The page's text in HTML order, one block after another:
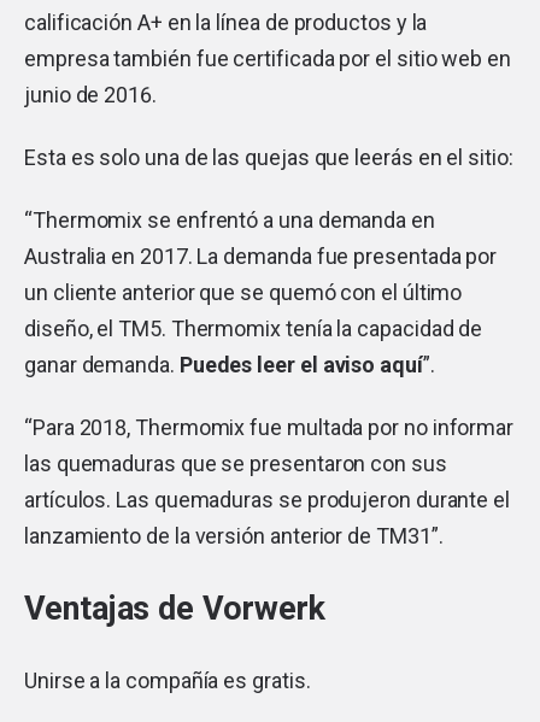
calificación A+ en la línea de productos y la
empresa también fue certificada por el sitio web en
junio de 2016.
Esta es solo una de las quejas que leerás en el sitio:
“Thermomix se enfrentó a una demanda en
Australia en 2017. La demanda fue presentada por
un cliente anterior que se quemó con el último
diseño, el TM5. Thermomix tenía la capacidad de
ganar demanda. Puedes leer el aviso aquí”.
“Para 2018, Thermomix fue multada por no informar
las quemaduras que se presentaron con sus
artículos. Las quemaduras se produjeron durante el
lanzamiento de la versión anterior de TM31”.
Ventajas de Vorwerk
Unirse a la compañía es gratis.